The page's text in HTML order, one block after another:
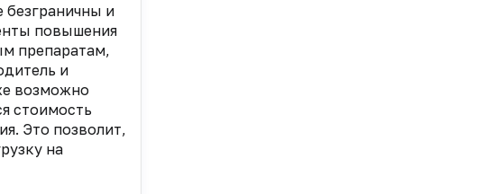
и
повышения
препаратам,
и
возможно
стоимость
Это позволит,
на